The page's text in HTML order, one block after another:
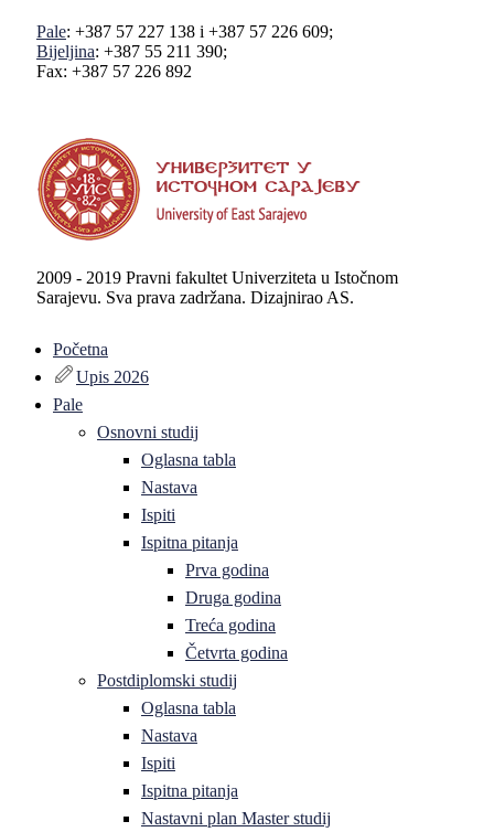
Pale: +387 57 227 138 i +387 57 226 609;
Bijeljina: +387 55 211 390;
Fax: +387 57 226 892
2009 - 2019 Pravni fakultet Univerziteta u Istočnom
Sarajevu. Sva prava zadržana. Dizajnirao AS.
Početna
Upis 2026
Pale
Osnovni studij
Oglasna tabla
Nastava
Ispiti
Ispitna pitanja
Prva godina
Druga godina
Treća godina
Četvrta godina
Postdiplomski studij
Oglasna tabla
Nastava
Ispiti
Ispitna pitanja
Nastavni plan Master studij